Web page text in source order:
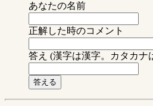
あなたの名前
正解した時のコメント
答え (漢字は漢字。カタカナ